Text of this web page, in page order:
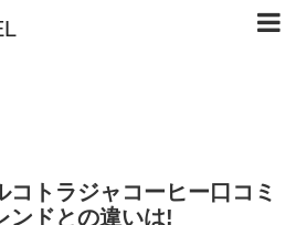
コトラジャコーヒー口コミ
ンドとの違いは!